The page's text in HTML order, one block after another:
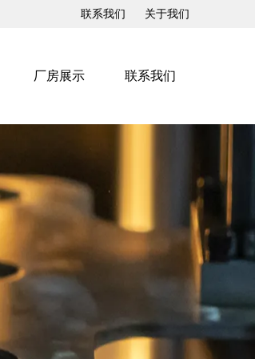
联系我们 关于我们
厂房展示 联系我们